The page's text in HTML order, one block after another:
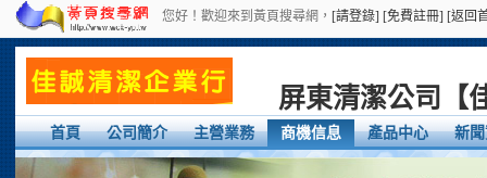
您好！歡迎來到黃頁搜尋網， [請登錄] [免費註冊] [返回
屏東清潔公司【
首頁 公司簡介 主營業務 商機信息 產品中心 新